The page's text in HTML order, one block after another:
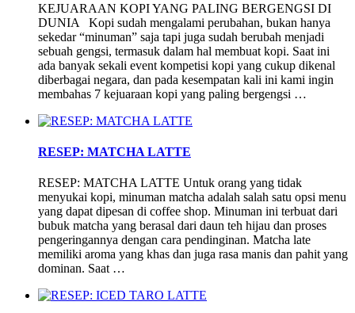
KEJUARAAN KOPI YANG PALING BERGENGSI DI
DUNIA Kopi sudah mengalami perubahan, bukan hanya
sekedar “minuman” saja tapi juga sudah berubah menjadi
sebuah gengsi, termasuk dalam hal membuat kopi. Saat ini
ada banyak sekali event kompetisi kopi yang cukup dikenal
diberbagai negara, dan pada kesempatan kali ini kami ingin
membahas 7 kejuaraan kopi yang paling bergengsi …
RESEP: MATCHA LATTE
RESEP: MATCHA LATTE Untuk orang yang tidak
menyukai kopi, minuman matcha adalah salah satu opsi menu
yang dapat dipesan di coffee shop. Minuman ini terbuat dari
bubuk matcha yang berasal dari daun teh hijau dan proses
pengeringannya dengan cara pendinginan. Matcha late
memiliki aroma yang khas dan juga rasa manis dan pahit yang
dominan. Saat …